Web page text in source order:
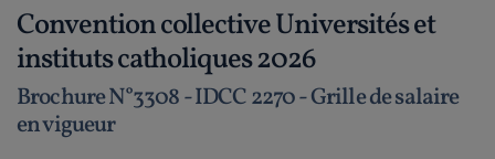
Convention collective Universités et
instituts catholiques 2026
Brochure N°3308 - IDCC 2270 - Grille de salaire
en vigueur